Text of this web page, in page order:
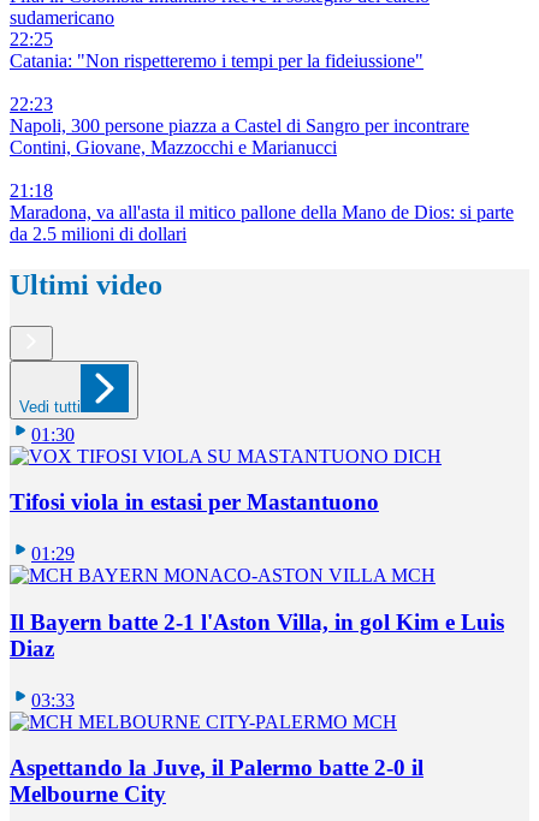
sudamericano
22:25
Catania: "Non rispetteremo i tempi per la fideiussione"
22:23
Napoli, 300 persone piazza a Castel di Sangro per incontrare
Contini, Giovane, Mazzocchi e Marianucci
21:18
Maradona, va all'asta il mitico pallone della Mano de Dios: si parte
da 2.5 milioni di dollari
Ultimi video
Vedi tutti
01:30
Tifosi viola in estasi per Mastantuono
01:29
Il Bayern batte 2-1 l'Aston Villa, in gol Kim e Luis
Diaz
03:33
Aspettando la Juve, il Palermo batte 2-0 il
Melbourne City